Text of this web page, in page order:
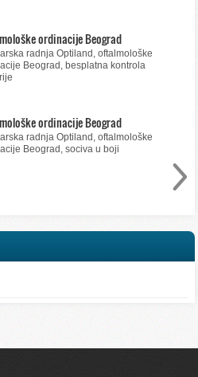
ordinacije Beograd
radnja Optiland, oftalmološke
Beograd, besplatna kontrola
ordinacije Beograd
radnja Optiland, oftalmološke
Beograd, sociva u boji